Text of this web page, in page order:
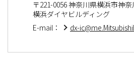
〒221-0056 神奈川県横浜市神
横浜ダイヤビルディング
E-mail：
dx-